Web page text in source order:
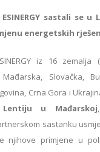
sastali se u
energetskih
iz 16 zemalja
Slovačka,
Crna Gora i
u Mađarskoj
sastanku
njihove primjene u